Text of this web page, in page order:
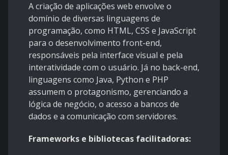
A criação de aplicações web envolve o
domínio de diversas linguagens de
programação, como HTML, CSS e JavaScript
para o desenvolvimento front-end,
responsáveis pela interface visual e pela
interatividade com o usuário. Já no back-end,
linguagens como Java, Python e PHP
assumem o protagonismo, gerenciando a
lógica de negócio, o acesso a bancos de
dados e a comunicação com servidores.
Frameworks e bibliotecas facilitadoras: